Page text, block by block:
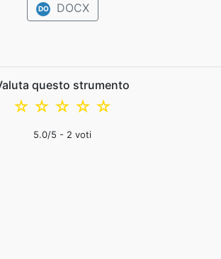
DO DOCX
questo strumento
☆
☆
☆
☆
☆
5.0/5 - 2 voti